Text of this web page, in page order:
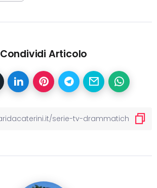
Condividi Articolo